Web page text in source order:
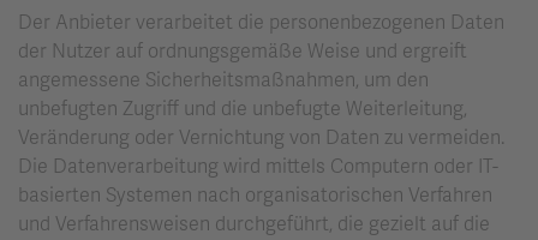
Der Anbieter verarbeitet die personenbezogenen Daten
der Nutzer auf ordnungsgemäße Weise und ergreift
angemessene Sicherheitsmaßnahmen, um den
unbefugten Zugriff und die unbefugte Weiterleitung,
Veränderung oder Vernichtung von Daten zu vermeiden.
Die Datenverarbeitung wird mittels Computern oder IT-
basierten Systemen nach organisatorischen Verfahren
und Verfahrensweisen durchgeführt, die gezielt auf die